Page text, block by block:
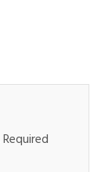
Required